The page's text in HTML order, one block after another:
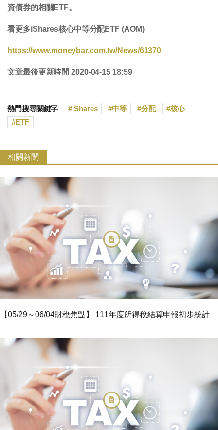
資債券的相關ETF。
看更多iShares核心中等分配ETF (AOM)
https://www.moneybar.com.tw/News/61370
文章最後更新時間 2020-04-15 18:59
熱門搜尋關鍵字 iShares 中等 分配
核心
ETF
相關新聞
【05/29～06/04財稅焦點】 111年度所得稅結算申報初步統計